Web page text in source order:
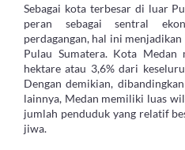
Sebagai kota terbesar di luar
peran sebagai sentral
perdagangan, hal ini
Pulau Sumatera. Kota
hektare atau 3,6% dari
Dengan demikian,
lainnya, Medan memiliki luas
jumlah penduduk yang relatif
jiwa.